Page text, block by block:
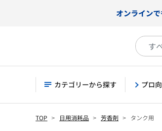
オンライン
カテゴリーから探す プロ
TOP 日用消耗品 芳香剤 タンク用